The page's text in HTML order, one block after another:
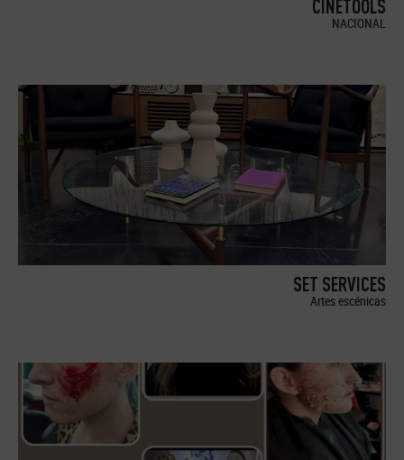
CINETOOLS
NACIONAL
SET SERVICES
Artes escénicas